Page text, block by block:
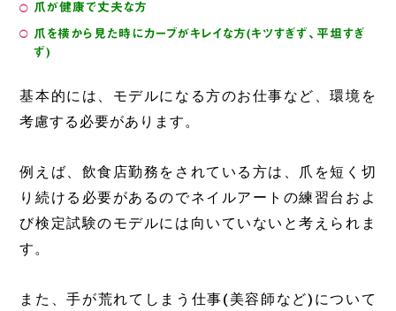
爪が健康で丈夫な方
爪を横から見た時にカーブがキレイな方(キツすぎず、平坦すぎ
ず)
基本的には、モデルになる方のお仕事など、環境を
考慮する必要があります。
例えば、飲食店勤務をされている方は、爪を短く切
り続ける必要があるのでネイルアートの練習台およ
び検定試験のモデルには向いていないと考えられま
す。
また、手が荒れてしまう仕事(美容師など)について